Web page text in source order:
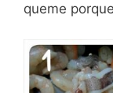
queme